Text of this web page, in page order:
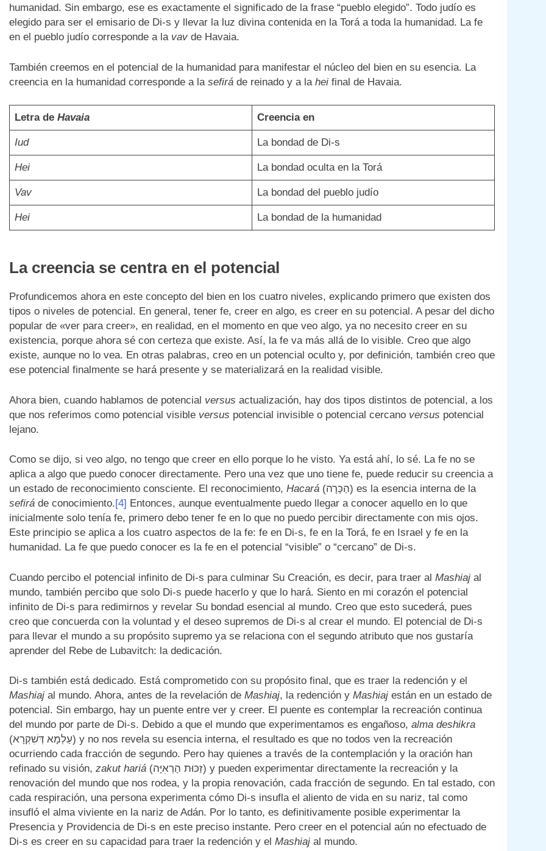
humanidad. Sin embargo, ese es exactamente el significado de la frase “pueblo elegido”. Todo judío es
elegido para ser el emisario de Di-s y llevar la luz divina contenida en la Torá a toda la humanidad. La fe
en el pueblo judío corresponde a la vavde Havaia.
También creemos en el potencial de la humanidad para manifestar el núcleo del bien en su esencia. La
creencia en la humanidad corresponde a la sefiráde reinado y a la heifinal de Havaia.
Letra deHavaia Creencia en
Iud La bondad de Di-s
Hei La bondad oculta en la Torá
Vav La bondad del pueblo judío
Hei La bondad de la humanidad
La creencia se centra en el potencial
Profundicemos ahora en este concepto del bien en los cuatro niveles, explicando primero que existen dos
tipos o niveles de potencial. En general, tener fe, creer en algo, es creer en su potencial. A pesar del dicho
popular de «ver para creer», en realidad, en el momento en que veo algo, ya no necesito creer en su
existencia, porque ahora sé con certeza que existe. Así, la fe va más allá de lo visible. Creo que algo
existe, aunque no lo vea. En otras palabras, creo en un potencial oculto y, por definición, también creo que
ese potencial finalmente se hará presente y se materializará en la realidad visible.
Ahora bien, cuando hablamos de potencial versus actualización, hay dos tipos distintos de potencial, a los
que nos referimos como potencial visible versus potencial invisible o potencial cercano versus potencial
lejano.
Como se dijo, si veo algo, no tengo que creer en ello porque lo he visto. Ya está ahí, lo sé. La fe no se
aplica a algo que puedo conocer directamente. Pero una vez que uno tiene fe, puede reducir su creencia a
un estado de reconocimiento consciente. El reconocimiento, Hacará
(הַכָּרָה) es la esencia interna de la
sefiráde conocimiento.[4] Entonces, aunque eventualmente puedo llegar a conocer aquello en lo que
inicialmente solo tenía fe, primero debo tener fe en lo que no puedo percibir directamente con mis ojos.
Este principio se aplica a los cuatro aspectos de la fe: fe en Di-s, fe en la Torá, fe en Israel y fe en la
humanidad. La fe que puedo conocer es la fe en el potencial “visible” o “cercano” de Di-s.
Cuando percibo el potencial infinito de Di-s para culminar Su Creación, es decir, para traer al Mashiajal
mundo, también percibo que solo Di-s puede hacerlo y que lo hará. Siento en mi corazón el potencial
infinito de Di-s para redimirnos y revelar Su bondad esencial al mundo. Creo que esto sucederá, pues
creo que concuerda con la voluntad y el deseo supremos de Di-s al crear el mundo. El potencial de Di-s
para llevar el mundo a su propósito supremo ya se relaciona con el segundo atributo que nos gustaría
aprender del Rebe de Lubavitch: la dedicación.
Di-s también está dedicado. Está comprometido con su propósito final, que es traer la redención y el
Mashiajal mundo. Ahora, antes de la revelación de Mashiaj, la redención y Mashiajestán en un estado de
potencial. Sin embargo, hay un puente entre ver y creer. El puente es contemplar la recreación continua
del mundo por parte de Di-s. Debido a que el mundo que experimentamos es engañoso, alma deshikra
(עַלְמָא דְּשִׁקְרָא) y no nos revela su esencia interna, el resultado es que no todos ven la recreación
ocurriendo cada fracción de segundo. Pero hay quienes a través de la contemplación y la oración han
refinado su visión, zakut hariá(זַכּוּת הַרְאִיָּה) y pueden experimentar directamente la recreación y la
renovación del mundo que nos rodea, y la propia renovación, cada fracción de segundo. En tal estado, con
cada respiración, una persona experimenta cómo Di-s insufla el aliento de vida en su nariz, tal como
insufló el alma viviente en la nariz de Adán. Por lo tanto, es definitivamente posible experimentar la
Presencia y Providencia de Di-s en este preciso instante. Pero creer en el potencial aún no efectuado de
Di-s es creer en su capacidad para traer la redención y el Mashiajal mundo.